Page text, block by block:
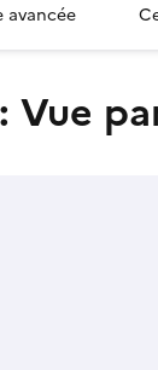
avancée
Vue